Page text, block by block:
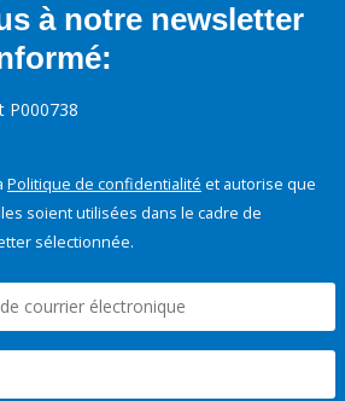
à notre newsletter
P000738
Politique de confidentialité et autorise que
soient utilisées dans le cadre de
sélectionnée.